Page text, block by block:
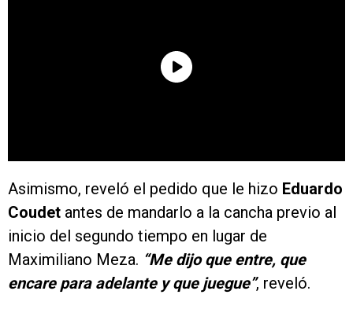
Asimismo, reveló el pedido que le hizo Eduardo
Coudet antes de mandarlo a la cancha previo al
inicio del segundo tiempo en lugar de
Maximiliano Meza. “Me dijo que entre, que
encare para adelante y que juegue”, reveló.